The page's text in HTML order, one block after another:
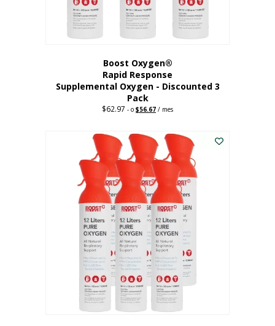
Boost Oxygen®
Rapid Response
Supplemental Oxygen - Discounted 3
Pack
$62.97 - o Precio
dólares.
$56.67 El
56,67
dólares.
/ mes